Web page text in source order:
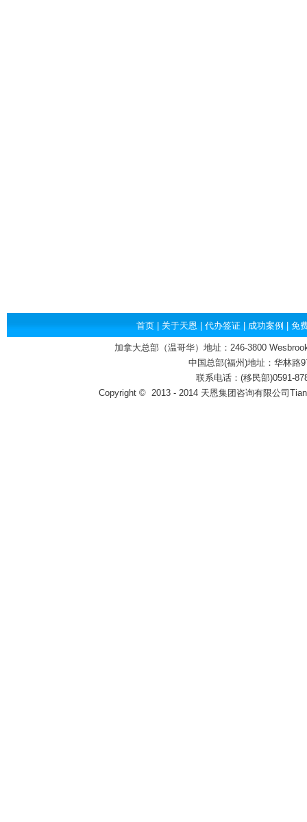
首页 关于天恩 代办签证 成功案例 免
加拿大总部（温哥华）地址：246-3800
中国总部(福州)地址：华林路
联系电话：(移民部)0591-
Copyright ©2013 - 2014 天恩集团咨询有限公司